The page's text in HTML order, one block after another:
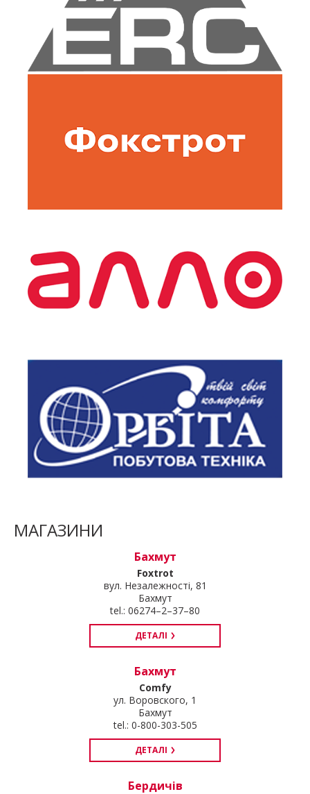
МАГАЗИНИ
Бахмут
Foxtrot
вул. Незалежності, 81
Бахмут
tel.: 06274–2–37–80
ДЕТАЛІ
Бахмут
Comfy
ул. Воровского, 1
Бахмут
tel.: 0-800-303-505
ДЕТАЛІ
Бердичів